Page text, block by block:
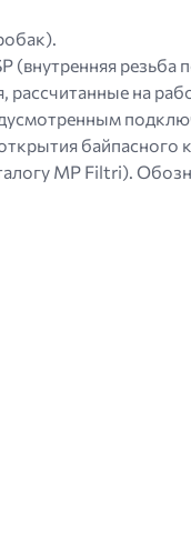
(внутренняя резьба
на
байпасного
MP Filtri).